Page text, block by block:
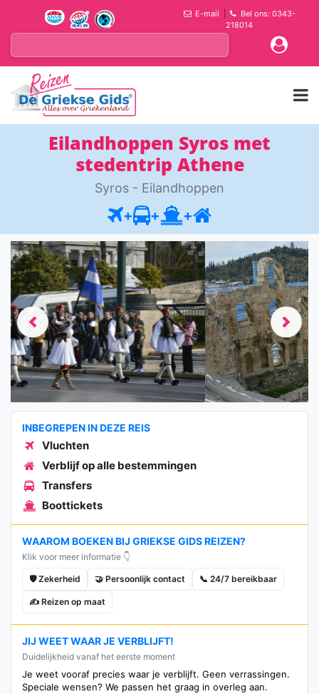
E-mail
Bel ons: 0343-
218014
Eilandhoppen Syros met
stedentrip Athene
Syros - Eilandhoppen
+ + +
Previous Next
INBEGREPEN IN DEZE REIS
Vluchten
Verblijf op alle bestemmingen
Transfers
Boottickets
WAAROM BOEKEN BIJ GRIEKSE GIDS REIZEN?
Klik voor meer informatie 👇
🛡️ Zekerheid 🤝 Persoonlijk contact 📞 24/7 bereikbaar
✍️ Reizen op maat
JIJ WEET WAAR JE VERBLIJFT!
Duidelijkheid vanaf het eerste moment
Je weet vooraf precies waar je verblijft. Geen verrassingen.
Speciale wensen? We passen het graag in overleg aan.